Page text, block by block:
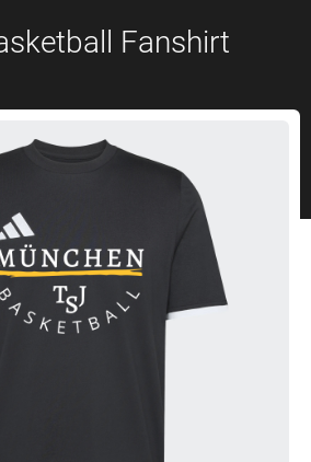
Fanshirt